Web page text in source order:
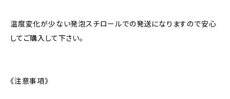
温度変化が少ない発泡スチロールでの発送になりますので安心
してご購入して下さい。
《注意事項》